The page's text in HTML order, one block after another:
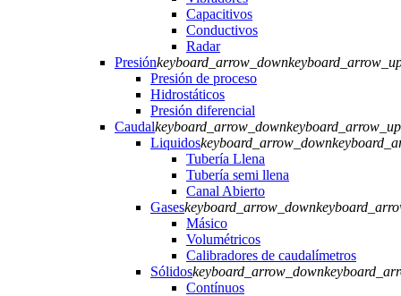
Capacitivos
Conductivos
Radar
Presiónkeyboard_arrow_down
Presión de proceso
Hidrostáticos
Presión diferencial
Caudalkeyboard_arrow_downkeyboard_arrow_up
Liquidoskeyboard_arrow_down
Tubería Llena
Tubería semi llena
Canal Abierto
Gaseskeyboard_arrow_down
Másico
Volumétricos
Calibradores de caudalímetros
Sólidoskeyboard_arrow_down
Contínuos